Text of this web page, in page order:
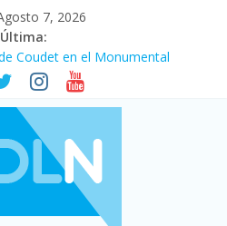
7, 2026
Última:
Coudet en el Monumental
más alto en dos décadas y ya
Fe
41.000 kioscos: el sector
movimiento y consumo
viajaron por el país, un 5,9%
usados en julio: bajó un 12,6%